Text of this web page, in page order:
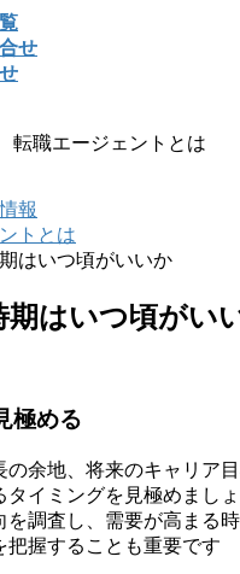
せ
職エージェントとは
報
トとは
はいつ頃がいいか
期はいつ頃がい
極める
の余地、将来のキャリア
イミングを見極めましょ
を調査し、需要が高まる
把握することも重要です